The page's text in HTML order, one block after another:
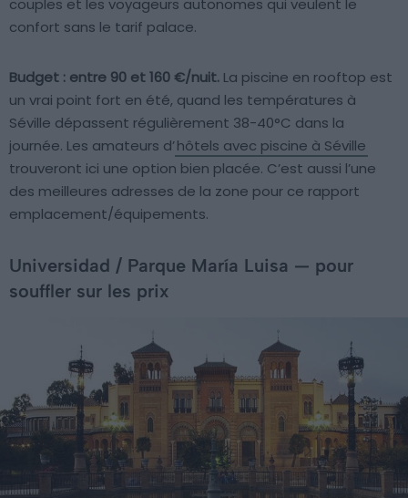
couples et les voyageurs autonomes qui veulent le
confort sans le tarif palace.
Budget : entre 90 et 160 €/nuit. La piscine en rooftop est
un vrai point fort en été, quand les températures à
Séville dépassent régulièrement 38-40°C dans la
journée. Les amateurs d’hôtels avec piscine à Séville
trouveront ici une option bien placée. C’est aussi l’une
des meilleures adresses de la zone pour ce rapport
emplacement/équipements.
Universidad / Parque María Luisa — pour
souffler sur les prix